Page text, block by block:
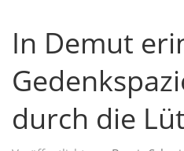
In Demut
durch die